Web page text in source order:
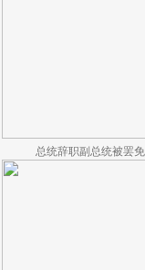
总统辞职副总统被罢